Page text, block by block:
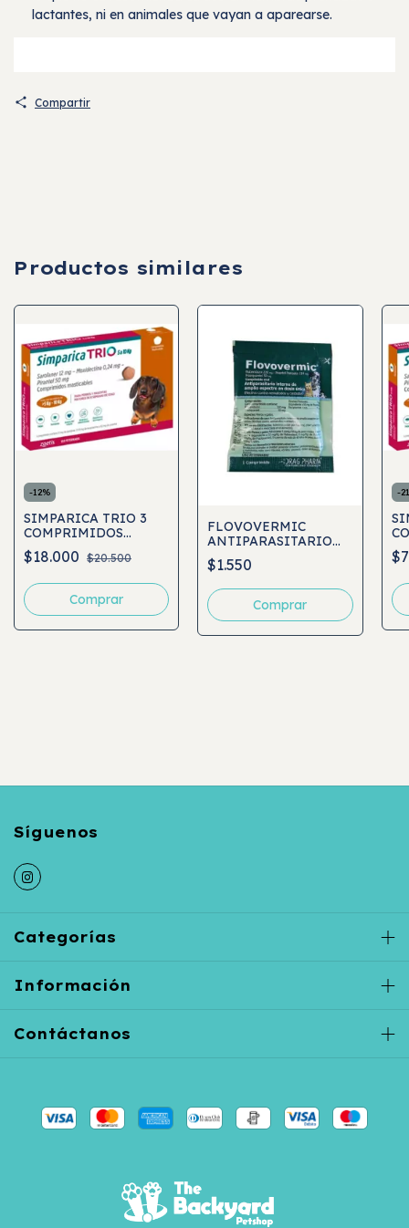
lactantes, ni en animales que vayan a aparearse.
Compartir
Productos similares
-12%
SIMPARICA TRIO 3
COMPRIMIDOS
PERROS 5 A 10 KG
$18.000 $20.500
FLOVOVERMIC
ANTIPARASITARIO
HASTA 10KG 1 COMP
$1.550
-21
Categorías
Información
Contáctanos